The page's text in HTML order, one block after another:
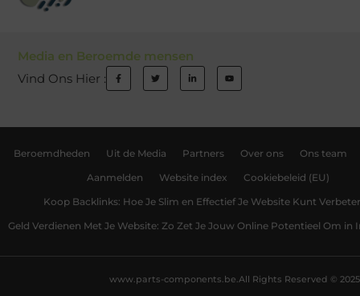
Media en Beroemde mensen
Vind Ons Hier :
Beroemdheden Uit de Media Partners Over ons Ons team
Aanmelden Website index Cookiebeleid (EU)
Koop Backlinks: Hoe Je Slim en Effectief Je Website Kunt
Geld Verdienen Met Je Website: Zo Zet Je Jouw Online Potentieel Om in
All Rights Reserved © 2025
www.parts-components.be.